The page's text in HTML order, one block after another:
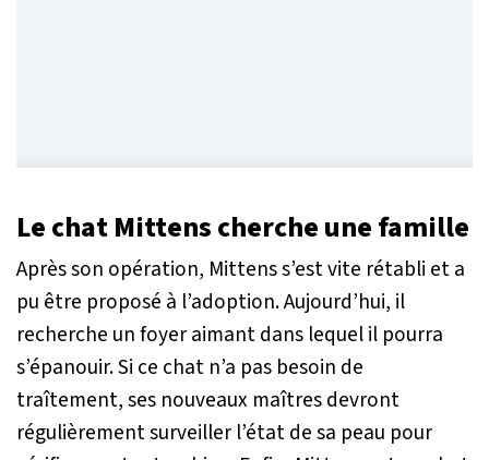
Le chat Mittens cherche une famille
Après son opération, Mittens s’est vite rétabli et a
pu être proposé à l’adoption. Aujourd’hui, il
recherche un foyer aimant dans lequel il pourra
s’épanouir. Si ce chat n’a pas besoin de
traîtement, ses nouveaux maîtres devront
régulièrement surveiller l’état de sa peau pour